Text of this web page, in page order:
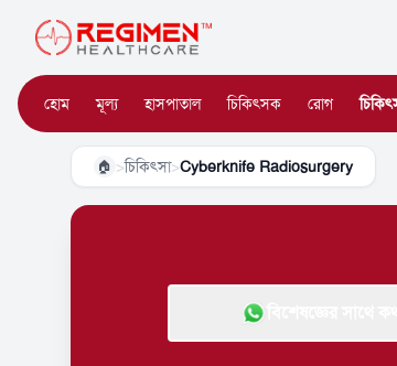
হোম মূল্য হাসপাতাল চিকিৎসক রোগ
🏠 >চিকিৎসা>Cyberknife Radiosurgery